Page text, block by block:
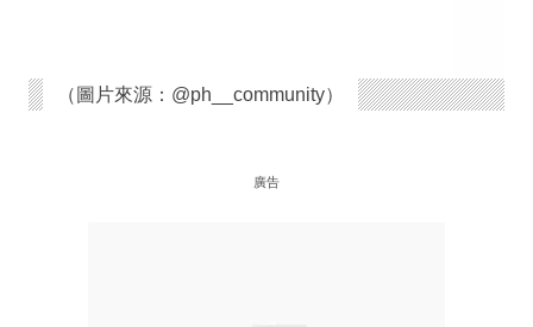
（圖片來源：@ph__community）
廣告